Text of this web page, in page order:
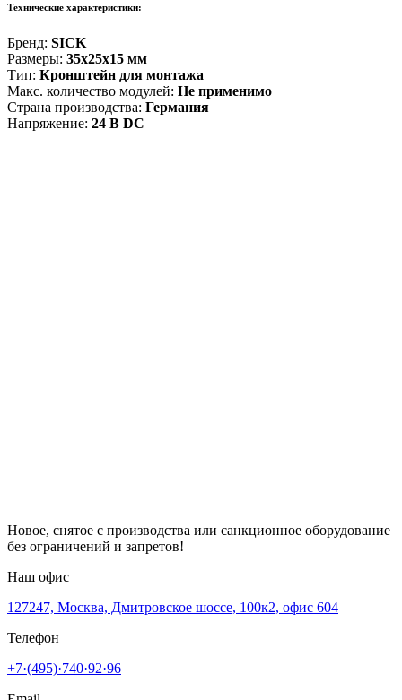
Технические характеристики:
Бренд: SICK
Размеры: 35x25x15 мм
Тип: Кронштейн для монтажа
Макс. количество модулей: Не применимо
Страна производства: Германия
Напряжение: 24 В DC
Новое, снятое с производства или санкционное оборудование
без ограничений и запретов!
Наш офис
127247, Москва, Дмитровское шоссе, 100к2, офис 604
Телефон
+7·(495)·740·92·96